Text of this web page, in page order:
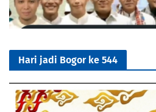
Hari jadi Bogor ke 544